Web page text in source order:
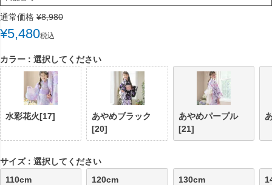
通常価格 ¥8,980
¥5,480税込
カラー 選択してください
水彩花火[17]
あやめブラック
[20]
あやめパープル
[21]
サイズ
選択してください
110cm
120cm 130cm